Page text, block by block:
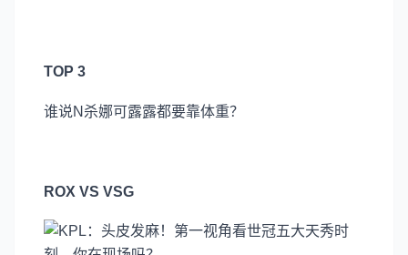
TOP 3
谁说N杀娜可露露都要靠体重？
ROX VS VSG